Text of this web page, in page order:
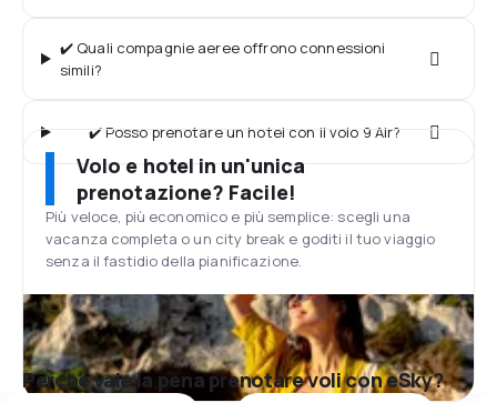
✔️ Quali compagnie aeree offrono connessioni
simili?
✔️ Posso prenotare un hotel con il volo 9 Air?
Volo e hotel in un'unica
prenotazione? Facile!
Più veloce, più economico e più semplice: scegli una
vacanza completa o un city break e goditi il tuo viaggio
senza il fastidio della pianificazione.
Perché vale la pena prenotare voli con eSky?